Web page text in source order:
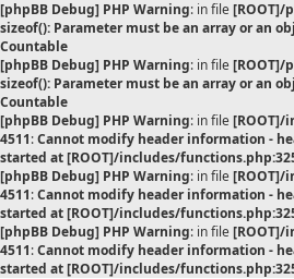
[phpBB Debug] PHP Warning: in file[ROOT]/
sizeof(): Parameter must be an array or an
Countable
[phpBB Debug] PHP Warning: in file[ROOT]/
sizeof(): Parameter must be an array or an
Countable
[phpBB Debug] PHP Warning: in file[ROOT]/
4511:Cannot modify header information -
started at [ROOT]/includes/
[phpBB Debug] PHP Warning: in file[ROOT]/
4511:Cannot modify header information -
started at [ROOT]/includes/
[phpBB Debug] PHP Warning: in file[ROOT]/
4511:Cannot modify header information -
started at [ROOT]/includes/